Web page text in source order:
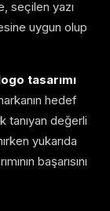
seçilen yazı
uygun olup
tasarımı
hedef
tanıyan değerli
yukarıda
başarısını